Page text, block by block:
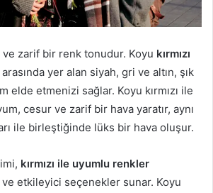
ve zarif bir renk tonudur. Koyu kırmızı
arasında yer alan siyah, gri ve altın, şık
elde etmenizi sağlar. Koyu kırmızı ile
cesur ve zarif bir hava yaratır, aynı
ile birleştiğinde lüks bir hava oluşur.
kırmızı ile uyumlu renkler
etkileyici seçenekler sunar. Koyu